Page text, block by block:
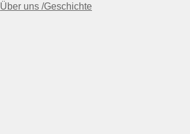
Über uns /Geschichte